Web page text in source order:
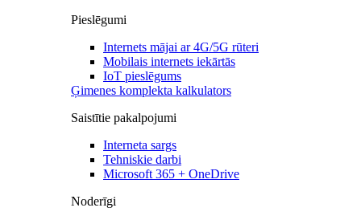
Pieslēgumi
Internets mājai ar 4G/5G rūteri
Mobilais internets iekārtās
IoT pieslēgums
Ģimenes komplekta kalkulators
Saistītie pakalpojumi
Interneta sargs
Tehniskie darbi
Microsoft 365 + OneDrive
Noderīgi